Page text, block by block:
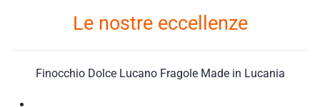
Le nostre eccellenze
Finocchio Dolce Lucano Fragole Made in Lucania